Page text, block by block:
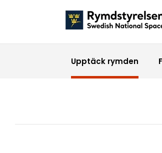
Upptäck rymden